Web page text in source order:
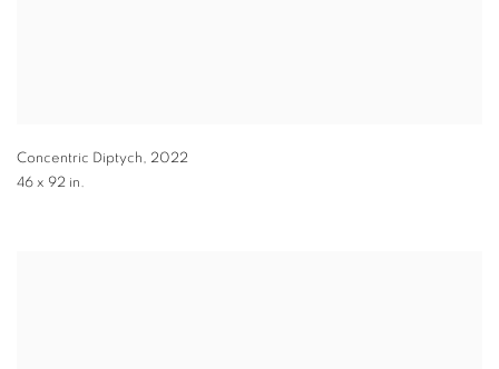
Concentric Diptych, 2022
46 x 92 in.